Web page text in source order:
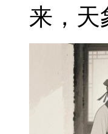
来，天